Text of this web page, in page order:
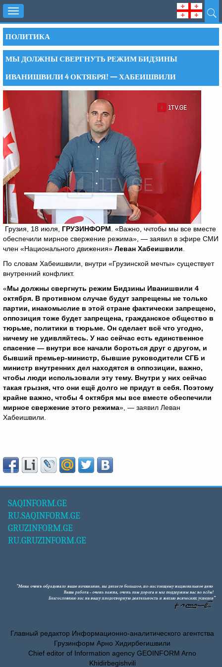
Toggle
navigation
ПОЛИТИКА
МЫ ДОЛЖНЫ СВЕРГНУТЬ РЕЖИМ БИДЗИНЫ
ИВАНИШВИЛИ 4 ОКТЯБРЯ! — ХАБЕИШВИЛИ
Грузия, 18 июля, ГРУЗИНФОРМ . «Важно, ччтобы мы все вместе
обеспечили мирное свержение режима», — заявил в эфире СМИ
член «Национального движения» Леван Хабеишвили
По словам Хабеишвили, внутри «Грузинской мечты» существует
внутренний конфликт.
«Мы должны свергнуть режим Бидзины Иванишвили 4
октября. В противном случае будут запрещены не только
партии, инакомыслие в этой стране фактически запрещено,
оппозиция тоже будет запрещена, гражданское общество в
тюрьме, политики в тюрьме. Он сделает всё что угодно,
ничему не удивляйтесь. У нас сейчас есть единственное
спасение — внутри все начали бороться друг с другом, и
бывший премьер-министр, бывшие руководители СГБ и
министр внутренних дел находятся в оппозиции, важно,
чтобы люди использовали эту тему. Внутри у них сейчас
такая грызня, что они ещё долго не придут в себя. Поэтому
крайне важно, чтобы 4 октября мы все вместе обеспечили
мирное свержение этого режима», — заявил Леван
Хабеишвили.
SAQINFORM.GE
RU.SAQINFORM.GE
GRUZINFORM.GE
RU.GRUZINFORM.GE
Главный редактор Информационно-аналитического агентства
Грузинформ Арно Хидирбегишвили
Chief editor of Information agency GEOINFORM Arno
Khidirbegishvili